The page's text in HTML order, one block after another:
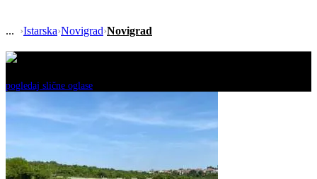
›Istarska›Novigrad›Novigrad
pogledaj slične oglase